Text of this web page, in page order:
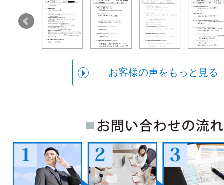
お客様の声をもっと見る